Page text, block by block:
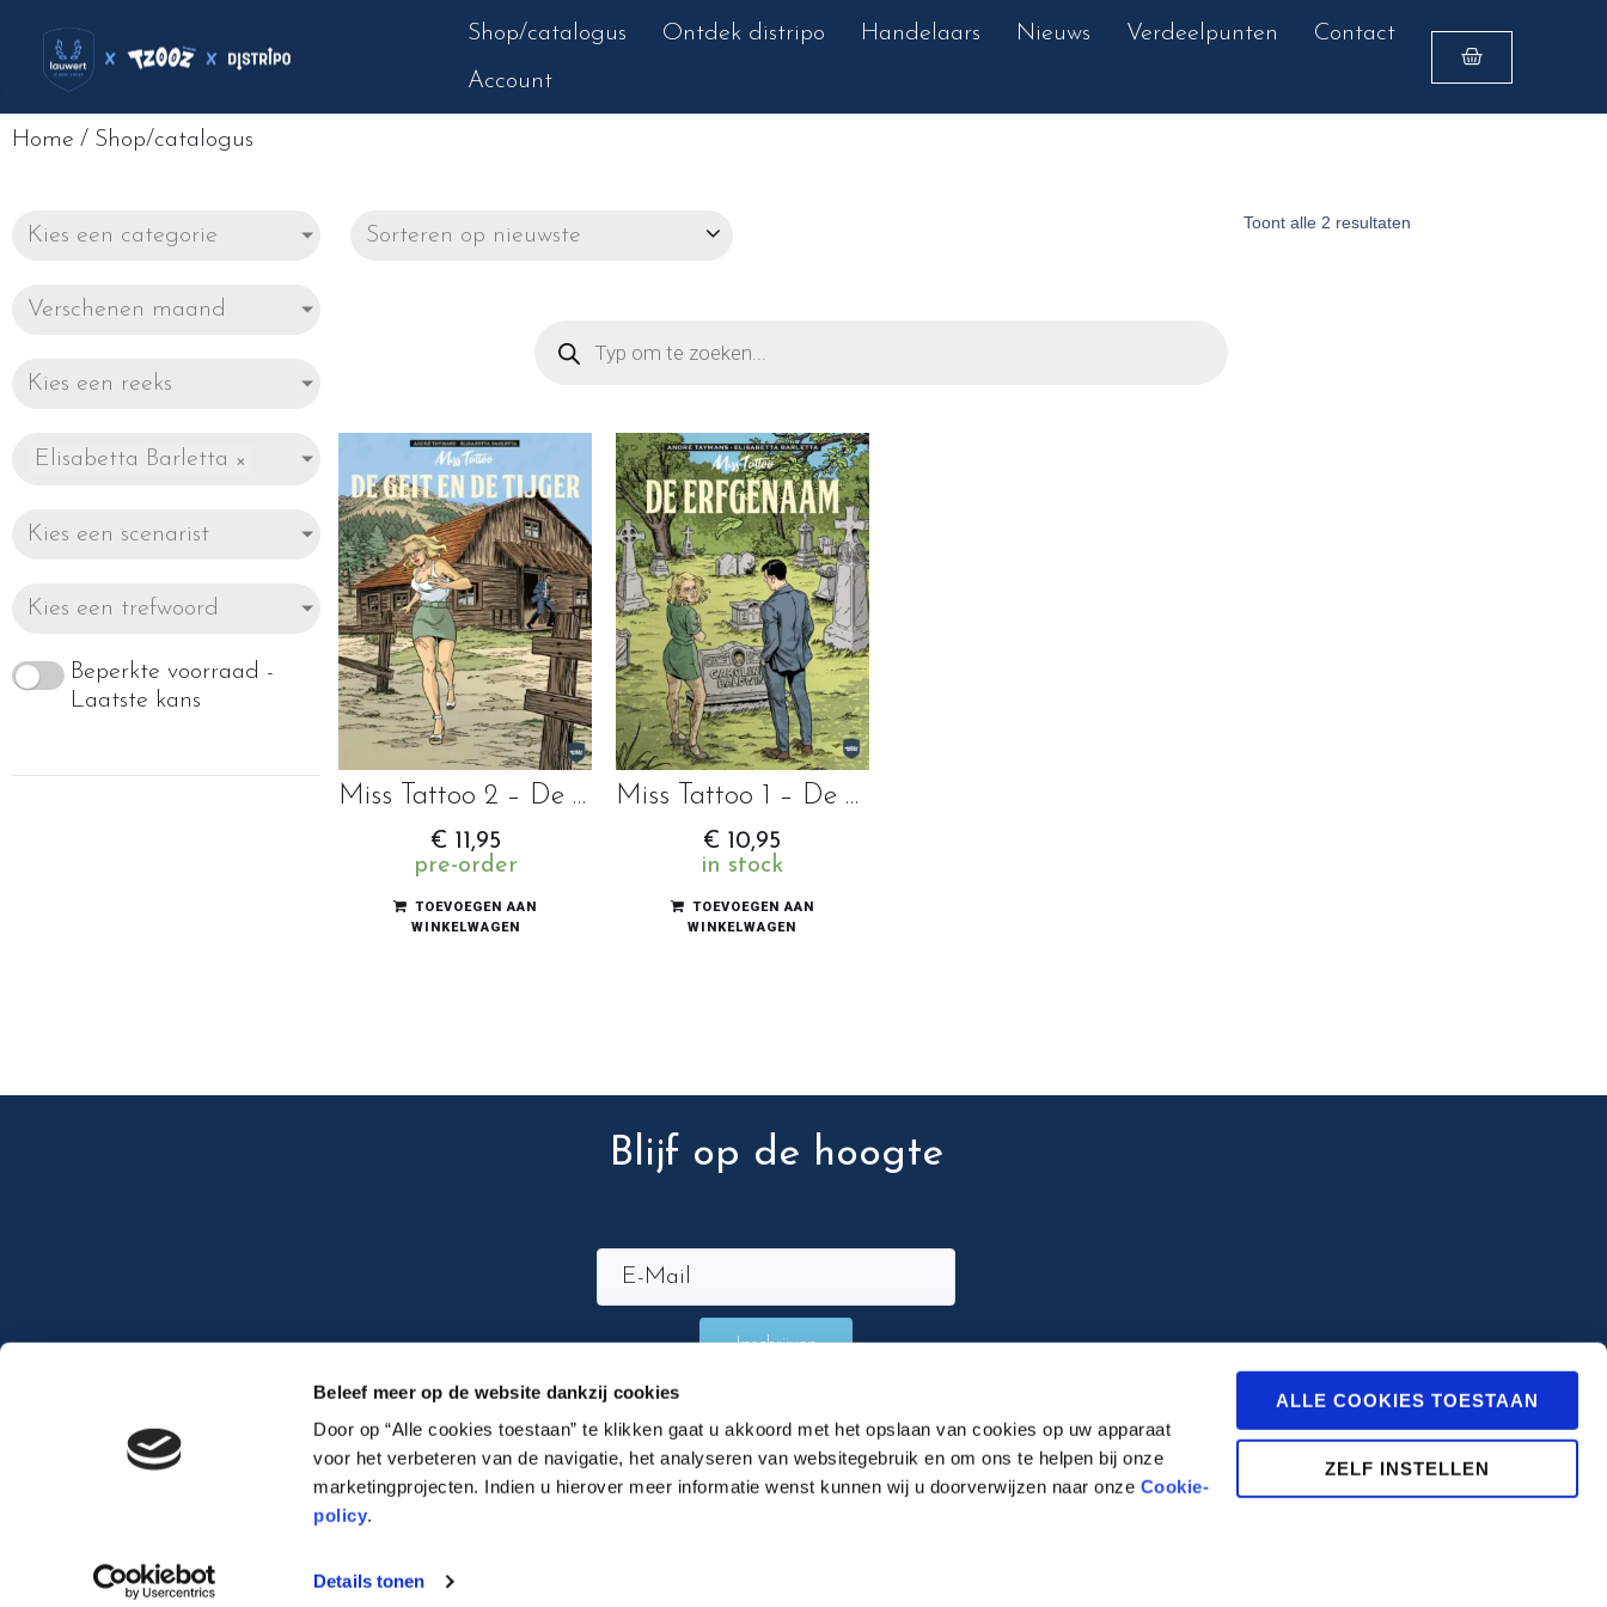
Beleef meer op de website dankzij cookies
Door op “Alle cookies toestaan” te klikken gaat u akkoord met het opslaan van cookies op uw apparaat
voor het verbeteren van de navigatie, het analyseren van websitegebruik en om ons te helpen bij onze
marketingprojecten. Indien u hierover meer informatie wenst kunnen wij u doorverwijzen naar onze Cookie-
policy.
Details tonen
ALLE COOKIES TOESTAAN
ZELF INSTELLEN
Shop/catalogus Ontdek distripo Handelaars Nieuws Verdeelpunten
Contact
Account
Home / Shop/catalogus
Kies een categorie
Verschenen maand
Kies een reeks
Elisabetta Barletta ×
Kies een scenarist
Kies een trefwoord
Beperkte voorraad -
Laatste kans
Toont alle 2 resultaten
Miss Tattoo 2 – De geit en de tijger
€11,95
pre-order
TOEVOEGEN AAN
WINKELWAGEN
Miss Tattoo 1 – De Erfgenaam
€ 10,95
in stock
TOEVOEGEN AAN
WINKELWAGEN
Blijf op de hoogte
Inschrijven